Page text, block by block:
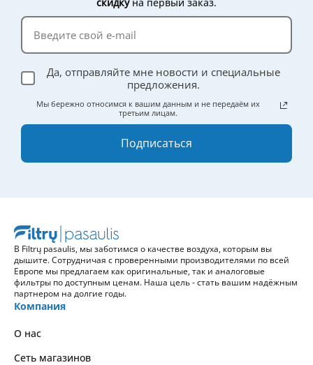
Да, отправляйте мне новости и специальные
предложения.
Мы бережно относимся к вашим данным и не передаём их
третьим лицам.
Подписаться
В Filtrų pasaulis, мы заботимся о качестве воздуха, которым вы
дышите. Сотрудничая с проверенными производителями по всей
Европе мы предлагаем как оригинальные, так и аналоговые
фильтры по доступным ценам. Наша цель - стать вашим надёжным
партнером на долгие годы.
Компания
О нас
Сеть магазинов